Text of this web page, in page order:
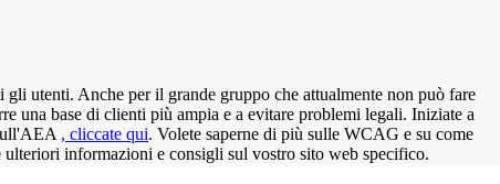
utenti. Anche per il grande gruppo che attualmente non può fare
una base di clienti più ampia e a evitare problemi legali. Iniziate a
, cliccate qui. Volete saperne di più sulle WCAG e su come
ulteriori informazioni e consigli sul vostro sito web specifico.